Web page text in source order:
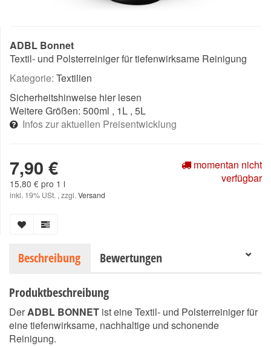
ADBL Bonnet
Textil- und Polsterreiniger für tiefenwirksame Reinigung
Kategorie: Textilien
Sicherheitshinweise hier lesen
Weitere Größen: 500ml , 1L , 5L
Infos zur aktuellen Preisentwicklung
7,90 €
15,80 € pro 1 l
inkl. 19% USt. , zzgl. Versand
momentan nicht
verfügbar
Beschreibung Bewertungen
Produktbeschreibung
DerADBL BONNET ist eine Textil- und Polsterreiniger für
eine tiefenwirksame, nachhaltige und schonende
Reinigung.